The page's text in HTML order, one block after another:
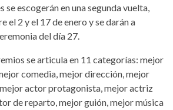
se escogerán en una segunda vuelta,
el 2 y el 17 de enero y se darán a
del día 27.
se articula en 11 categorías: mejor
comedia, mejor dirección, mejor
actor protagonista, mejor actriz
de reparto, mejor guión, mejor música